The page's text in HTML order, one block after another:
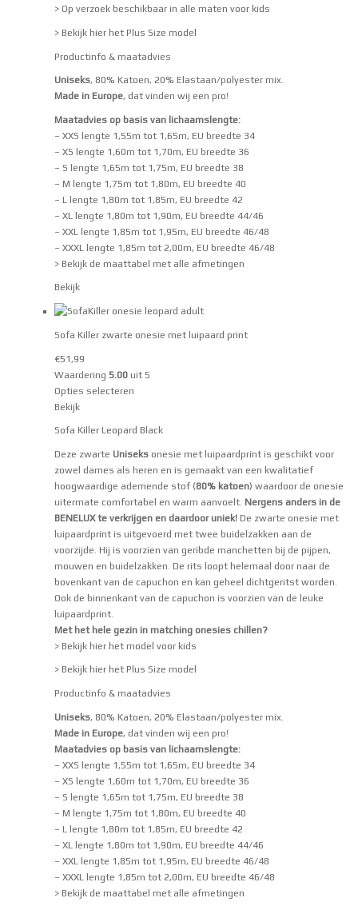
> Op verzoek beschikbaar in alle maten voor kids
> Bekijk hier het Plus Size model
Productinfo & maatadvies
Uniseks, 80% Katoen, 20% Elastaan/polyester mix.
Made in Europe, dat vinden wij een pro!
Maatadvies op basis van lichaamslengte:
– XXS lengte 1,55m tot 1,65m, EU breedte 34
– XS lengte 1,60m tot 1,70m, EU breedte 36
– S lengte 1,65m tot 1,75m, EU breedte 38
– M lengte 1,75m tot 1,80m, EU breedte 40
– L lengte 1,80m tot 1,85m, EU breedte 42
– XL lengte 1,80m tot 1,90m, EU breedte 44/46
– XXL lengte 1,85m tot 1,95m, EU breedte 46/48
– XXXL lengte 1,85m tot 2,00m, EU breedte 46/48
> Bekijk de maattabel met alle afmetingen
Bekijk
Sofa Killer zwarte onesie met luipaard print
€51,99
Waardering 5.00 uit 5
Opties selecteren
Bekijk
Sofa Killer Leopard Black
Deze zwarte Uniseks onesie met luipaardprint is geschikt voor
zowel dames als heren en is gemaakt van een kwalitatief
hoogwaardige ademende stof (80% katoen) waardoor de onesie
uitermate comfortabel en warm aanvoelt. Nergens anders in de
BENELUX te verkrijgen en daardoor uniek! De zwarte onesie met
luipaardprint is uitgevoerd met twee buidelzakken aan de
voorzijde. Hij is voorzien van geribde manchetten bij de pijpen,
mouwen en buidelzakken. De rits loopt helemaal door naar de
bovenkant van de capuchon en kan geheel dichtgeritst worden.
Ook de binnenkant van de capuchon is voorzien van de leuke
luipaardprint.
Met het hele gezin in matching onesies chillen?
> Bekijk hier het model voor kids
> Bekijk hier het Plus Size model
Productinfo & maatadvies
Uniseks, 80% Katoen, 20% Elastaan/polyester mix.
Made in Europe, dat vinden wij een pro!
Maatadvies op basis van lichaamslengte:
– XXS lengte 1,55m tot 1,65m, EU breedte 34
– XS lengte 1,60m tot 1,70m, EU breedte 36
– S lengte 1,65m tot 1,75m, EU breedte 38
– M lengte 1,75m tot 1,80m, EU breedte 40
– L lengte 1,80m tot 1,85m, EU breedte 42
– XL lengte 1,80m tot 1,90m, EU breedte 44/46
– XXL lengte 1,85m tot 1,95m, EU breedte 46/48
– XXXL lengte 1,85m tot 2,00m, EU breedte 46/48
> Bekijk de maattabel met alle afmetingen